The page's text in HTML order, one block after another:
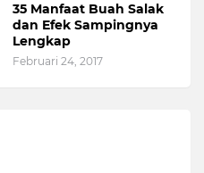
35 Manfaat Buah Salak
dan Efek Sampingnya
Lengkap
Februari 24, 2017